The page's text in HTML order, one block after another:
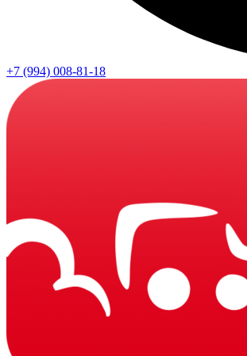
+7 (994) 008-81-18